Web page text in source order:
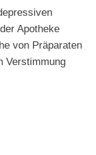
Apotheke
von Präparaten
Verstimmung